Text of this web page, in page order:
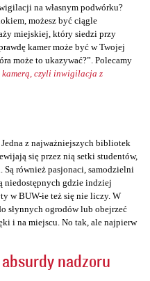
na własnym podwórku?
możesz być ciągle
miejskiej, który siedzi przy
kamer może być w Twojej
może to ukazywać?”. Polecamy
kamerą, czyli inwigilacja z
z najważniejszych bibliotek
się przez nią setki studentów,
również pasjonaci, samodzielni
niedostępnych gdzie indziej
w BUW-ie też się nie liczy. W
słynnych ogrodów lub obejrzeć
i na miejscu. No tak, ale najpierw
nadzoru